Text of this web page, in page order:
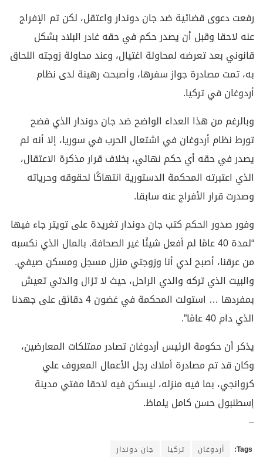
رفعت دعوى قضائية ضد جان دوندار واعتقل، لكن تم الإفراج
عنه لاحقا وقبل أن يصدر حكم في حقه غادر البلاد بشكل
قانوني بعد تعرضه لمحاولة اغتيال، وعند محاولة زوجته اللحاق
به، تمت مصادرة جواز سفرها، وأصبحت رهينة لدى نظام
أردوغان في تركيا.
وبالرغم من هذا العداء الواضح ضد جان دوندار الذي فضح
تورط نظام أردوغان في اشتعال الحرب في سوريا، إلا أنه لم
يصدر في حقه أي حكم نهائي، بخلاف قرار مذكرة الاعتقال،
الذي اعتبرته المحكمة الدستورية انتهاكًا لحقوقه وحرياته
وصدرت قرار الأفراج عنه سابقا.
وفور صدور الحكم كتب جان دوندار تغريدة على تويتر جاء فيها
“لمدة 40 عامًا لم أفعل شيئًا غير الصحافة. بالمال الذي نكسبه
من عرقنا، أصبح لدي أنا وزوجتي منزل مسجل ومسكن صيفي.
والبيت الذي تركه والدي الراحل، حيث لا تزال والدتي تعيش
بمفردها … استولت المحكمة في غضون 4 دقائق على جهدنا
الذي دام 40 عامًا”.
يذكر أن حكومة الرئيس أردوغان تصادر ممتلكات المعارضين،
وكان قد تم مصادرة أملاك رجل الأعمال المعروف علي
كروانجي، بما فيه منزله، ليسكن فيه لاحقا مفتي مدينة
إسطنبول حسن كامل يلماظ.
–
Tags: أردوغان تركيا
جان دوندار